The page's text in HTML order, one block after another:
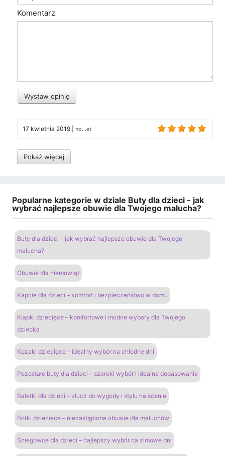
Komentarz
Wystaw opinię
17 kwietnia 2019 no...et
Pokaż więcej
Popularne kategorie w dziale Buty dla dzieci - jak
wybrać najlepsze obuwie dla Twojego malucha?
Buty dla dzieci - jak wybrać najlepsze obuwie dla Twojego
malucha?
Obuwie dla niemowląt
Kapcie dla dzieci – komfort i bezpieczeństwo w domu
Klapki dziecięce – komfortowe i modne wybory dla Twojego
dziecka
Kozaki dziecięce – idealny wybór na chłodne dni
Pozostałe buty dla dzieci – szeroki wybór i idealne dopasowanie
Baletki dla dzieci – klucz do wygody i stylu na scenie
Botki dziecięce – niezastąpione obuwie dla maluchów
Śniegowce dla dzieci – najlepszy wybór na zimowe dni